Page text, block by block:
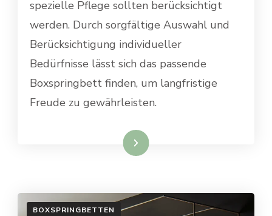
spezielle Pflege sollten berücksichtigt
werden. Durch sorgfältige Auswahl und
Berücksichtigung individueller
Bedürfnisse lässt sich das passende
Boxspringbett finden, um langfristige
Freude zu gewährleisten.
Weiterlesen
BOXSPRINGBETTEN